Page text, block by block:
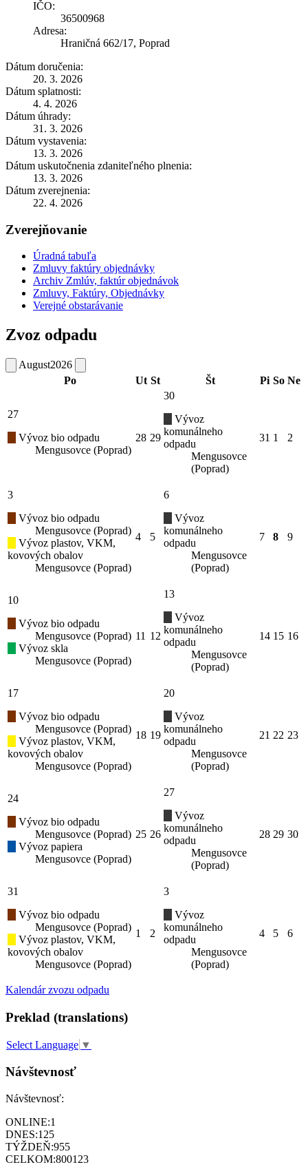
IČO:
36500968
Adresa:
Hraničná 662/17, Poprad
Dátum doručenia:
20. 3. 2026
Dátum splatnosti:
4. 4. 2026
Dátum úhrady:
31. 3. 2026
Dátum vystavenia:
13. 3. 2026
Dátum uskutočnenia zdaniteľného plnenia:
13. 3. 2026
Dátum zverejnenia:
22. 4. 2026
Zverejňovanie
Úradná tabuľa
Zmluvy faktúry objednávky
Archiv Zmlúv, faktúr objednávok
Zmluvy, Faktúry, Objednávky
Verejné obstarávanie
Zvoz odpadu
August2026
Po
Ut St Št Pi So Ne
27
Vývoz bio odpadu
Mengusovce (Poprad)
28 29
30
Vývoz
komunálneho
odpadu
Mengusovce
(Poprad)
31 1 2
3
Vývoz bio odpadu
Mengusovce (Poprad)
Vývoz plastov, VKM,
kovových obalov
Mengusovce (Poprad)
4 5
6
Vývoz
komunálneho
odpadu
Mengusovce
(Poprad)
7 8 9
10
Vývoz bio odpadu
Mengusovce (Poprad)
Vývoz skla
Mengusovce (Poprad)
11 12
13
Vývoz
komunálneho
odpadu
Mengusovce
(Poprad)
14 15 16
17
Vývoz bio odpadu
Mengusovce (Poprad)
Vývoz plastov, VKM,
kovových obalov
Mengusovce (Poprad)
18 19
20
Vývoz
komunálneho
odpadu
Mengusovce
(Poprad)
21 22 23
24
Vývoz bio odpadu
Mengusovce (Poprad)
Vývoz papiera
Mengusovce (Poprad)
25 26
27
Vývoz
komunálneho
odpadu
Mengusovce
(Poprad)
28 29 30
31
Vývoz bio odpadu
Mengusovce (Poprad)
Vývoz plastov, VKM,
kovových obalov
Mengusovce (Poprad)
1 2
3
Vývoz
komunálneho
odpadu
Mengusovce
(Poprad)
4 5 6
Kalendár zvozu odpadu
Preklad (translations)
Select Language ▼
Návštevnosť
Návštevnosť:
ONLINE:1
DNES:125
TÝŽDEŇ:955
CELKOM:800123